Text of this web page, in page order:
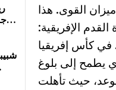
القوى. هذا
الإفريقية:
في كأس إفريقيا
يطمح إلى بلوغ
حيث تأهلت